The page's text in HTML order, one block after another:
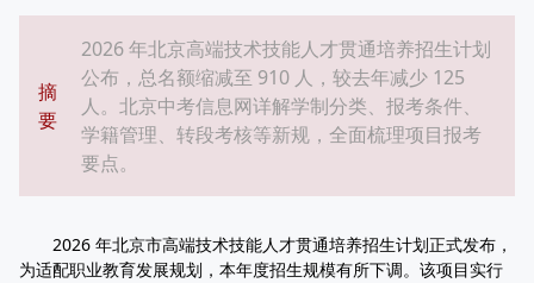
摘
要
2026 年北京高端技术技能人才贯通培养招生计划
公布，总名额缩减至 910 人，较去年减少 125
人。北京中考信息网详解学制分类、报考条件、
学籍管理、转段考核等新规，全面梳理项目报考
要点。
2026 年北京市高端技术技能人才贯通培养招生计划正式发布，
为适配职业教育发展规划，本年度招生规模有所下调。该项目实行